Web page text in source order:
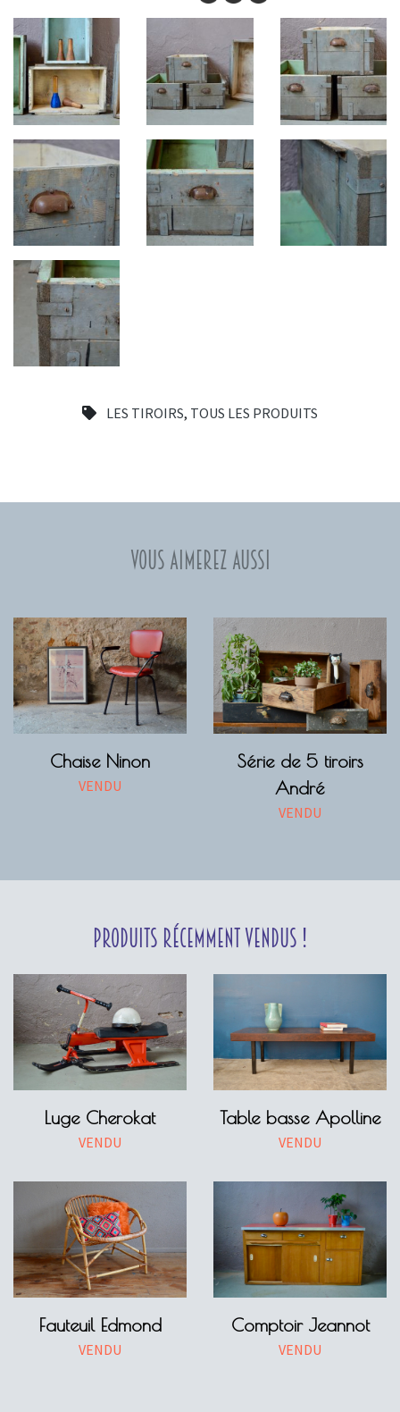
LES TIROIRS, TOUS LES PRODUITS
Vous aimerez aussi
Chaise Ninon
VENDU
Série de 5 tiroirs
André
VENDU
Produits récemment vendus !
Luge Cherokat
VENDU
Table basse Apolline
VENDU
Fauteuil Edmond
VENDU
Comptoir Jeannot
VENDU